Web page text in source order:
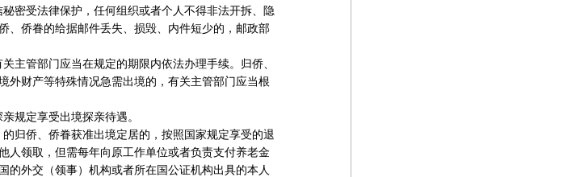
密受法律保护，任何组织或者个人不得非法开拆、隐
、侨眷的给据邮件丢失、损毁、内件短少的，邮政部
主管部门应当在规定的期限内依法办理手续。归侨、
外财产等特殊情况急需出境的，有关主管部门应当根
规定享受出境探亲待遇。
归侨、侨眷获准出境定居的，按照国家规定享受的退
人领取，但需每年向原工作单位或者负责支付养老金
的外交（领事）机构或者所在国公证机构出具的本人